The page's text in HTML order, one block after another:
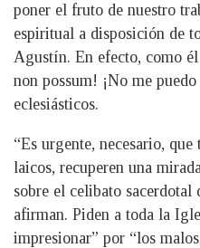
poner el fruto de nuestro
espiritual a disposición de
Agustín. En efecto, como
non possum! ¡No me
eclesiásticos.
“Es urgente, necesario,
laicos, recuperen una
sobre el celibato sacerdotal
afirman. Piden a toda la
impresionar” por “los